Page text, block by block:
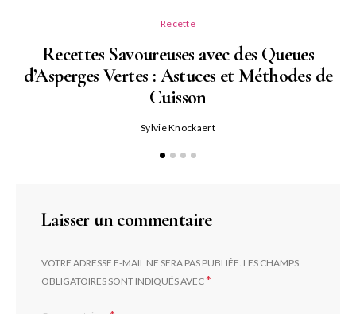
Recette
Recettes Savoureuses avec des Queues
d’Asperges Vertes : Astuces et Méthodes de
Cuisson
Sylvie Knockaert
Laisser un commentaire
VOTRE ADRESSE E-MAIL NE SERA PAS PUBLIÉE. LES CHAMPS
OBLIGATOIRES SONT INDIQUÉS AVEC*